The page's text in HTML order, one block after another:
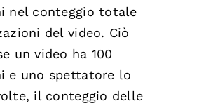
nel conteggio totale
del video. Ciò
un video ha 100
e uno spettatore lo
il conteggio delle